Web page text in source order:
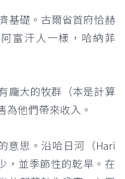
基礎。古爾省首府恰赫
富汗人一樣，哈納菲
龐大的牧群（本是計算
他們帶來收入。
意思。沿哈日河（Hari
，並季節性的乾旱。在